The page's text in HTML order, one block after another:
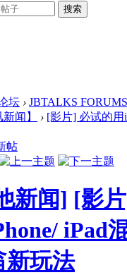
搜索
坛 › JBTALKS FORUMS
闻】
› [影片] 必试的用
新闻] [影
iPad
新玩法